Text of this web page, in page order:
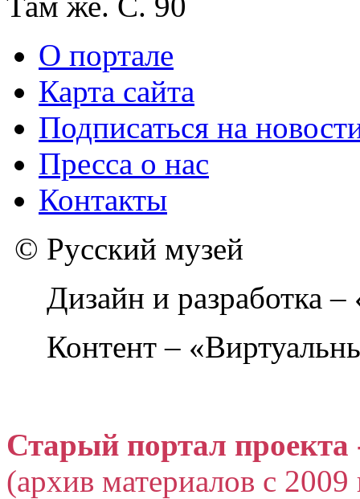
О портале
Карта сайта
Подписаться на
Пресса о нас
Контакты
© Русский музей
Дизайн и разработка
Контент –
Старый портал
(архив материалов с